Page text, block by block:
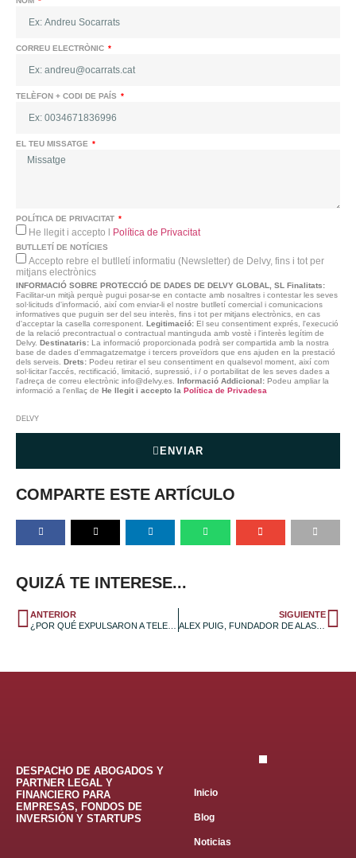
CORREU ELECTRÒNIC
TELÈFON + CODI DE PAÍS
EL TEU MISSATGE
POLÍTICA DE PRIVACITAT
He llegit i accepto l Política de Privacitat
BUTLLETÍ DE NOTÍCIES
Accepto rebre el butlletí informatiu (Newsletter) de Delvy, fins i tot per
mitjans electrònics
INFORMACIÓ SOBRE PROTECCIÓ DE DADES DE DELVY GLOBAL, SL Finalitats:
Facilitar-un mitjà perquè pugui posar-se en contacte amb nosaltres i contestar les seves
sol·licituds d'informació, així com enviar-li el nostre butlletí comercial i comunicacions
informatives que puguin ser del seu interès, fins i tot per mitjans electrònics, en cas
d'acceptar la casella corresponent. Legitimació: El seu consentiment exprés, l'execució
de la relació precontractual o contractual mantinguda amb vostè i l'interès legítim de
Delvy. Destinataris: La informació proporcionada podrà ser compartida amb la nostra
base de dades d'emmagatzematge i tercers proveïdors que ens ajuden en la prestació
dels serveis. Drets: Podeu retirar el seu consentiment en qualsevol moment, així com
sol·licitar l'accés, rectificació, limitació, supressió, i / o portabilitat de les seves dades a
l'adreça de correu electrònic info@delvy.es. Informació Addicional: Podeu ampliar la
informació a l'enllaç de He llegit i accepto la Política de Privadesa
DELVY
ENVIAR
COMPARTE ESTE ARTÍCULO
QUIZÁ TE INTERESE...
ANTERIOR
SIGUIENTE
ALEX PUIG, FUNDADOR DE ALASTRIA: «LA MAYORÍA DE COSAS QUE SE ESTÁN HACIENDO HOY EN DÍA EN BLOCKCHAIN INCUMPLEN LA NORMATIVA EN PROTECCIÓN DE DATOS»
DESPACHO DE ABOGADOS Y
PARTNER LEGAL Y
FINANCIERO PARA
EMPRESAS, FONDOS DE
INVERSIÓN Y STARTUPS
Inicio
Blog
Noticias